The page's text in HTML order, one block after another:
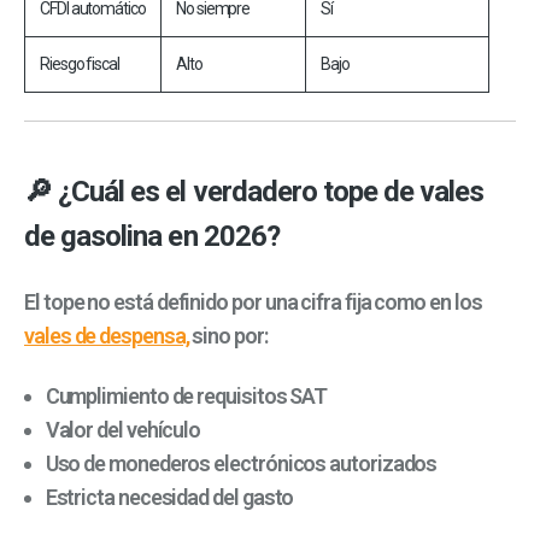
CFDI automático No siempre Sí
Riesgo fiscal Alto Bajo
🔎 ¿Cuál es el verdadero tope de vales
de gasolina en 2026?
El tope no está definido por una cifra fija como en los
vales de despensa,sino por:
Cumplimiento de requisitos SAT
Valor del vehículo
Uso de monederos electrónicos autorizados
Estricta necesidad del gasto